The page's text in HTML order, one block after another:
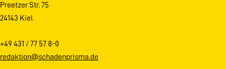
Preetzer Str. 75
24143 Kiel
+49 431 / 77 57 8-0
redaktion@schadenprisma.de